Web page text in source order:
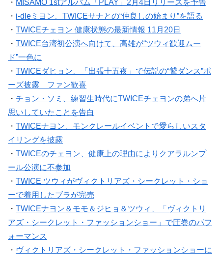
・ MISAMO 1stアルバム「PLAY」2月4日リリースを予告
・ i-dleミヨン、TWICEサナとの“仲良しの始まり”を語る
・ TWICEチェヨン 健康状態の最新情報 11月20日
・ TWICE台湾初公演へ向けて、高雄が“ツウィ歓迎ムー
ド”一色に
・ TWICEダヒョン、「出張十五夜」で伝説の“鷲ダンス”ポ
ーズ披露 ファン歓喜
・ チョン・ソミ、練習生時代にTWICEチェヨンの弟へ片
思いしていたことを告白
・ TWICEナヨン、モンクレールイベントで愛らしいスタ
イリングを披露
・ TWICEのチェヨン、健康上の理由によりクアラルンプ
ール公演に不参加
・ TWICE ツウィがヴィクトリアズ・シークレット・ショ
ーで着用したブラが完売
・ TWICEナヨン＆モモ＆ジヒョ＆ツウィ、「ヴィクトリ
アズ・シークレット・ファッションショー」で圧巻のパフ
ォーマンス
・ ヴィクトリアズ・シークレット・ファッションショーに